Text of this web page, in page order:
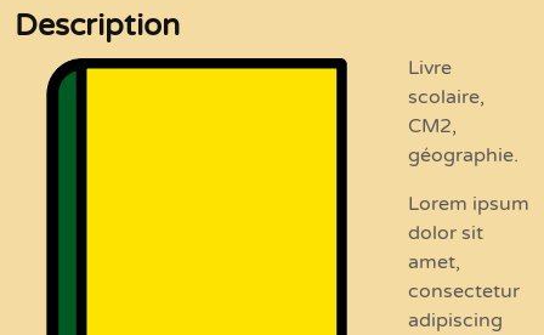
Description
Livre
scolaire,
CM2,
géographie.
Lorem ipsum
dolor sit
amet,
consectetur
adipiscing